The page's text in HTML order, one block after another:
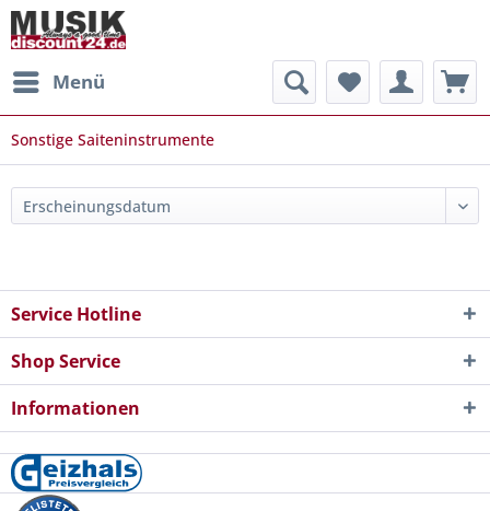
Menü
Sonstige Saiteninstrumente
Service Hotline
Shop Service
Informationen